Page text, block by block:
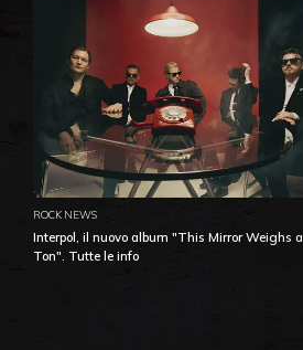
ROCK NEWS
Interpol, il nuovo album "This Mirror Weighs a
Ton". Tutte le info